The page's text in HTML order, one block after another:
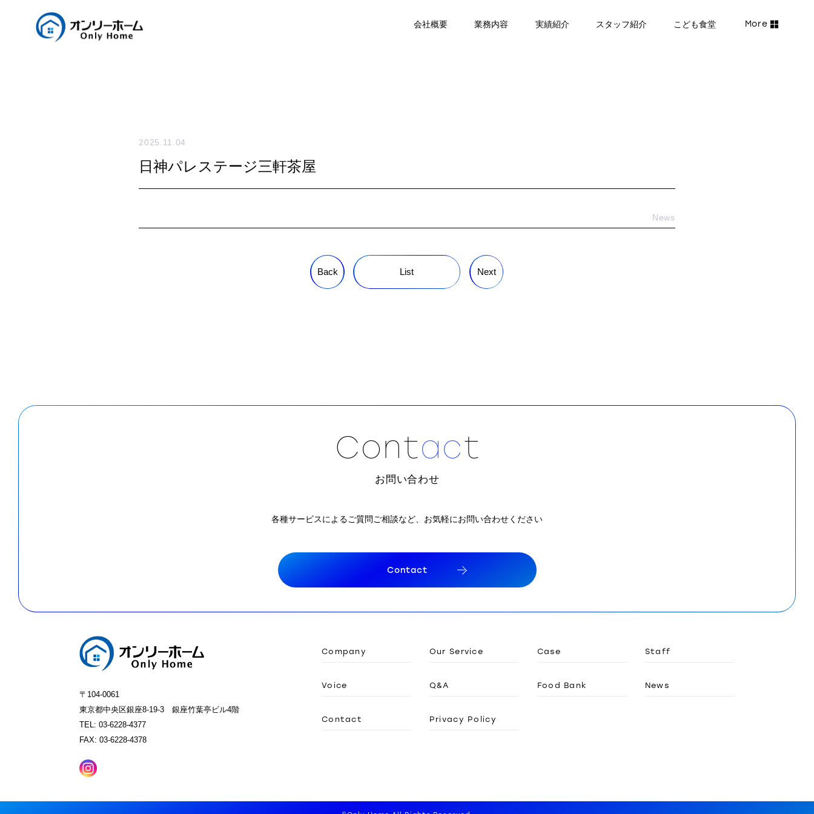
会社概要 業務内容 実績紹介 スタッフ紹介 こども食堂
2025.11.04
日神パレステージ三軒茶屋
News
Back List Next
Contact
お問い合わせ
各種サービスによるご質問ご相談など、 お気軽にお問い合わせください
Contact
〒104-0061
東京都中央区銀座8-19-3 銀座竹葉亭ビル4階
TEL: 03-6228-4377
FAX: 03-6228-4378
Company Our Service Case Staff
Voice Q&A Food Bank News
Contact Privacy Policy